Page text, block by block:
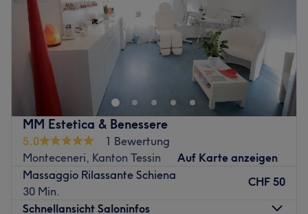
MM Estetica & Benessere
5.0
1 Bewertung
Monteceneri, Kanton Tessin
Auf Karte anzeigen
Massaggio Rilassante Schiena
30 Min.
CHF 50
Schnellansicht Saloninfos